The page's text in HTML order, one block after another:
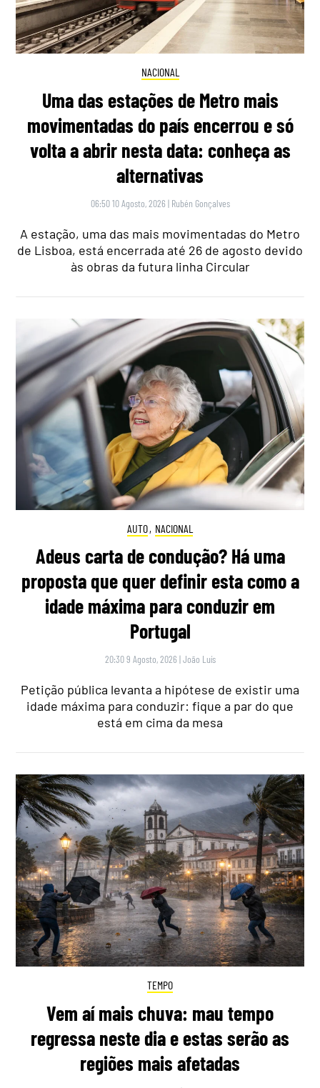
NACIONAL
Uma das estações de Metro mais
movimentadas do país encerrou e só
volta a abrir nesta data: conheça as
alternativas
06:50 10 Agosto, 2026 | Rubén Gonçalves
A estação, uma das mais movimentadas do Metro
de Lisboa, está encerrada até 26 de agosto devido
às obras da futura linha Circular
AUTO, NACIONAL
Adeus carta de condução? Há uma
proposta que quer definir esta como a
idade máxima para conduzir em
Portugal
20:30 9 Agosto, 2026 |João Luís
Petição pública levanta a hipótese de existir uma
idade máxima para conduzir: fique a par do que
está em cima da mesa
TEMPO
Vem aí mais chuva: mau tempo
regressa neste dia e estas serão as
regiões mais afetadas